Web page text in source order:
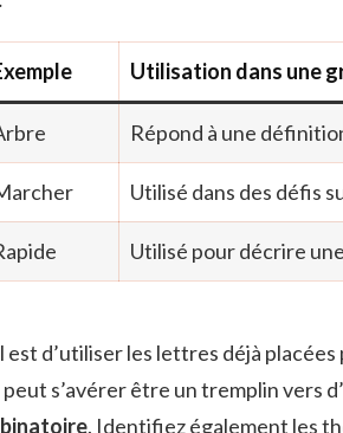
Utilisation dans une
Répond à une
Utilisé dans des défis
Utilisé pour décrire
d’utiliser les lettres déjà
s’avérer être un tremplin vers
. Identifiez également les